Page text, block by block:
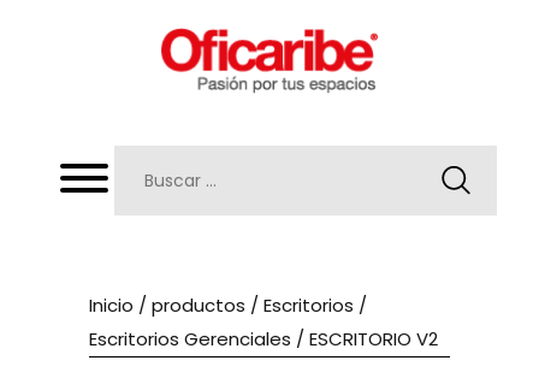
Inicio /productos /Escritorios /
Escritorios Gerenciales / ESCRITORIO V2